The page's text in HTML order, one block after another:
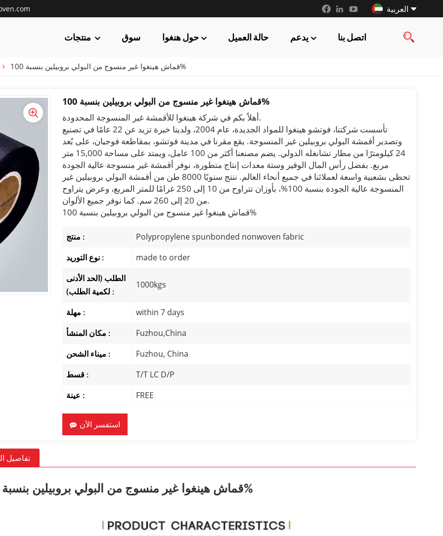
العربية
العربية
سوق حول هنغوا حالة العميل يدعم اتصل بنا
قماش هينغوا غير منسوج من البولي بروبيلين بنسبة 100%
قماش هينغوا غير منسوج من البولي بروبيلين بنسبة 100%
أهلاً بكم في شركة هينغوا للأقمشة غير المنسوجة المحدودة.
تأسست شركتنا، فوتشو هينغوا للمواد الجديدة، عام 2004، ولدينا خبرة تزيد عن 22 عامًا في تصنيع
وتصدير أقمشة البولي بروبيلين غير المنسوجة. يقع مقرنا في مدينة فوتشو، بمقاطعة فوجيان، على بُعد
24 كيلومترًا من مطار تشانغله الدولي. يضم مصنعنا أكثر من 100 عامل، ويمتد على مساحة 15,000 متر
مربع. بفضل رأس المال الوفير وستة معدات إنتاج متطورة، نوفر أقمشة غير منسوجة عالية الجودة
تحظى بشعبية واسعة لعملائنا في جميع أنحاء العالم. ننتج سنويًا 8000 طن من أقمشة البولي بروبيلين غير
المنسوجة عالية الجودة بنسبة 100%، بأوزان تتراوح من 10 إلى 250 غرامًا للمتر المربع، وعرض يتراوح
من 20 إلى 260 سم. كما نوفر جميع الألوان.
قماش هينغوا غير منسوج من البولي بروبيلين بنسبة 100%
منتج :
Polypropylene spunbonded nonwoven fabric
نوع التوريد :
made to order
الطلب (الحد الأدنى
لكمية الطلب) :
1000kgs
مهلة :
within 7 days
مكان المنشأ :
Fuzhou,China
ميناء الشحن :
Fuzhou, China
قسط :
T/T LC D/P
عينة :
FREE
استفسر الآن
تفاصيل
قماش هينغوا غير منسوج من البولي بروبيلين بنسبة 100%